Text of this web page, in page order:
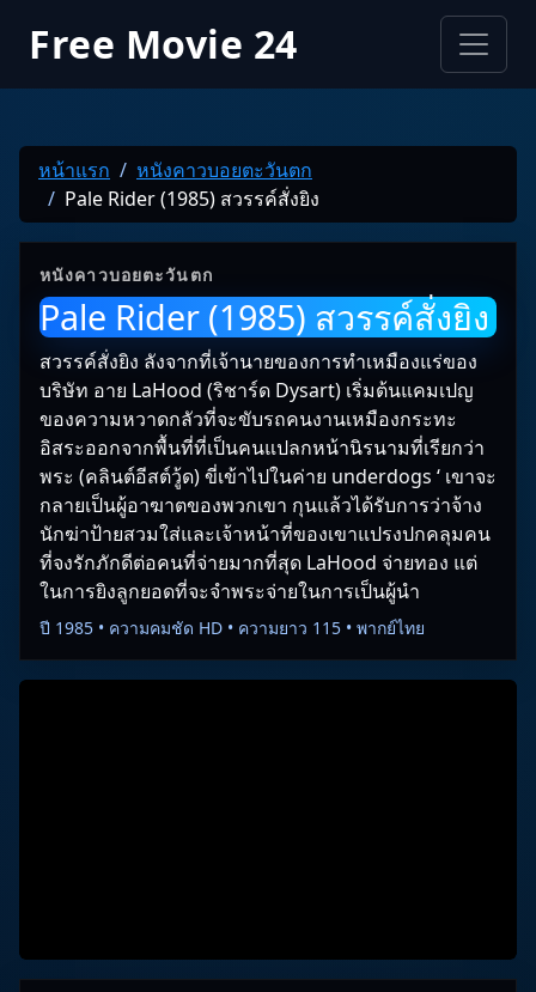
Free Movie 24
หน้าแรก
หนังคาวบอยตะวันตก
Pale Rider (1985) สวรรค์สั่งยิง
หนังคาวบอยตะวันตก
Pale Rider (1985) สวรรค์สั่งยิง
สวรรค์สั่งยิง ลังจากที่เจ้านายของการทำเหมืองแร่ของ
บริษัท อาย LaHood (ริชาร์ด Dysart) เริ่มต้นแคมเปญ
ของความหวาดกลัวที่จะขับรถคนงานเหมืองกระทะ
อิสระออกจากพื้นที่ที่เป็นคนแปลกหน้านิรนามที่เรียกว่า
พระ (คลินต์อีสต์วู้ด) ขี่เข้าไปในค่าย underdogs ‘ เขาจะ
กลายเป็นผู้อาฆาตของพวกเขา กุนแล้วได้รับการว่าจ้าง
นักฆ่าป้ายสวมใส่และเจ้าหน้าที่ของเขาแปรงปกคลุมคน
ที่จงรักภักดีต่อคนที่จ่ายมากที่สุด LaHood จ่ายทอง แต่
ในการยิงลูกยอดที่จะจำพระจ่ายในการเป็นผู้นำ
ปี 1985 • ความคมชัด HD • ความยาว 115 • พากย์ไทย